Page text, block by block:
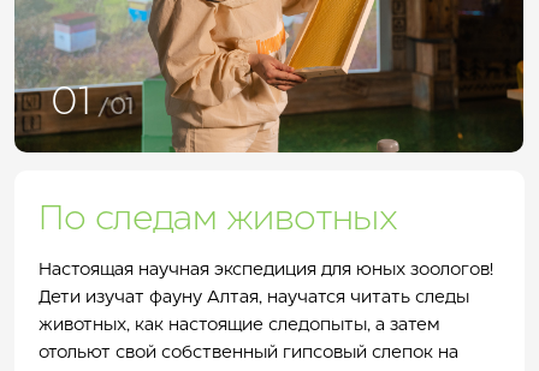
01 /01
По следам животных
Настоящая научная экспедиция для юных зоологов!
Дети изучат фауну Алтая, научатся читать следы
животных, как настоящие следопыты, а затем
отольют свой собственный гипсовый слепок на